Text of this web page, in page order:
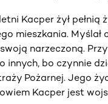
Kacper żył pełnią
mieszkania. Myślał
swoją narzeczoną.
innych, bo czynnie
Pożarnej. Jego
Kacper jest